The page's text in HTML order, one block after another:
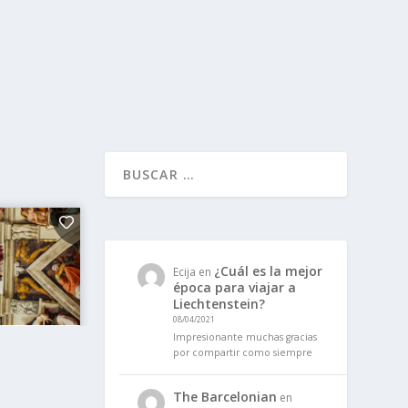
Ecija en ¿Cuál es la mejor
época para viajar a
Liechtenstein?
08/04/2021
Impresionante muchas gracias
por compartir como siempre
The Barcelonian en